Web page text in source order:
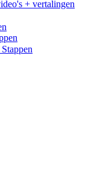
+ vertalingen